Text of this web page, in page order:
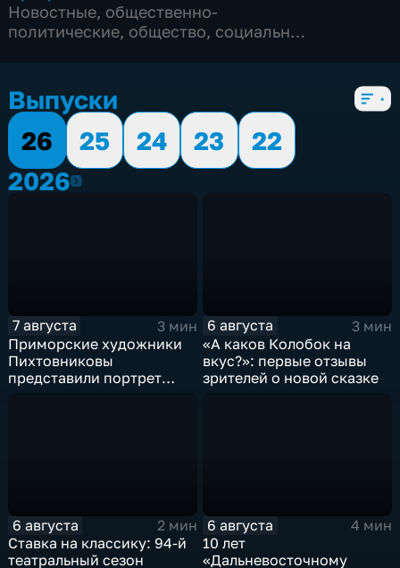
Новостные, общественно-
политические, общество, социально-
Выпуски
26
25 24 23
22
20262026
7 августа
3 мин
Приморские художники
Пихтовниковы
представили портрет
6 августа
3 мин
«А каков Колобок на
вкус?»: первые отзывы
зрителей о новой сказке
6 августа
2 мин
Ставка на классику: 94-й
театральный сезон
6 августа
4 мин
10 лет
«Дальневосточному